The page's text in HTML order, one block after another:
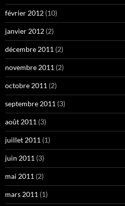
février 2012 (10)
janvier 2012 (2)
décembre 2011 (2)
novembre 2011 (2)
octobre 2011 (2)
septembre 2011 (3)
août 2011 (3)
juillet 2011 (1)
juin 2011 (3)
mai 2011 (2)
mars 2011 (1)